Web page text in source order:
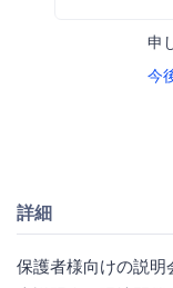
申
今
詳細
保護者様向けの説明